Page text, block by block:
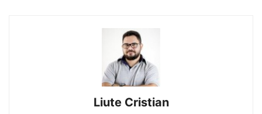
Liute Cristian